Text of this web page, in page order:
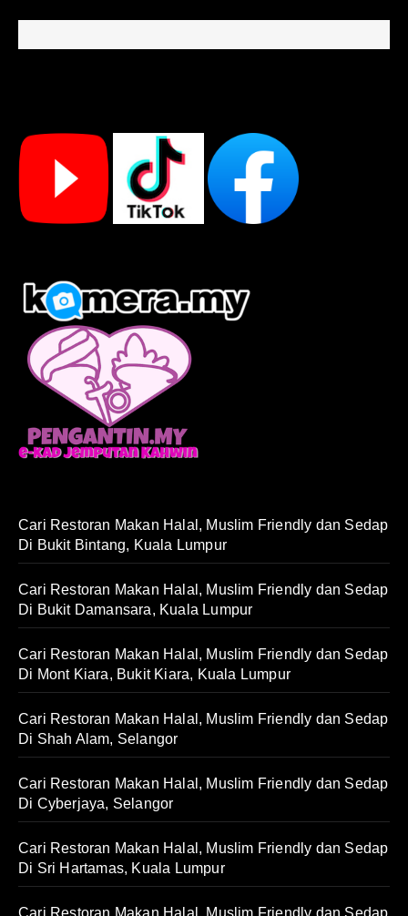
Cari Restoran Makan Halal, Muslim Friendly dan Sedap
Di Bukit Bintang, Kuala Lumpur
Cari Restoran Makan Halal, Muslim Friendly dan Sedap
Di Bukit Damansara, Kuala Lumpur
Cari Restoran Makan Halal, Muslim Friendly dan Sedap
Di Mont Kiara, Bukit Kiara, Kuala Lumpur
Cari Restoran Makan Halal, Muslim Friendly dan Sedap
Di Shah Alam, Selangor
Cari Restoran Makan Halal, Muslim Friendly dan Sedap
Di Cyberjaya, Selangor
Cari Restoran Makan Halal, Muslim Friendly dan Sedap
Di Sri Hartamas, Kuala Lumpur